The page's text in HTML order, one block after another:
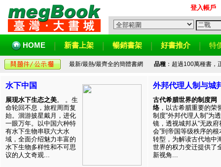
登入帳戶
HOME 新書上架 暢銷書架 好書推介 特
最新/最熱/最齊全的簡體書網 品種：超過100萬種書，
水下中国
展现水下生态之美。 。生
命轮回不息，旅程周而复
始。洄游披星戴月，进化
一眼万年。以中国六种特
有水下生物串联六大水
域，全面介绍魅力丰富的
水下生物多样性和不可思
议的人文奇观...
外邦代理人制与城
古代希腊世界的制度网
络 ，以古希腊重要的荣
制度“外邦代理人制”为透
镜，透视城邦从“无政府
会”到帝国等级秩序的根
转型，为解读古代地中
世界的权力变迁提供了
新视角...